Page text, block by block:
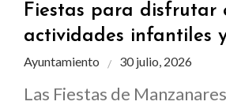
Fiestas para disfrutar
actividades infantiles
Ayuntamiento 30 julio, 2026
Las Fiestas de